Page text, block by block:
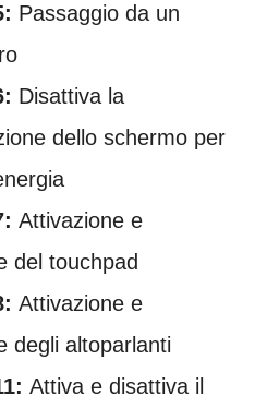
Passaggio da un
Disattiva la
dello schermo per
Attivazione e
del touchpad
Attivazione e
degli altoparlanti
Attiva e disattiva il